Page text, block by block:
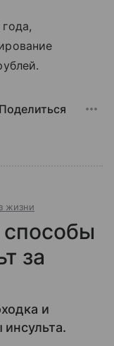
Поделиться
жизни
способы
за
и